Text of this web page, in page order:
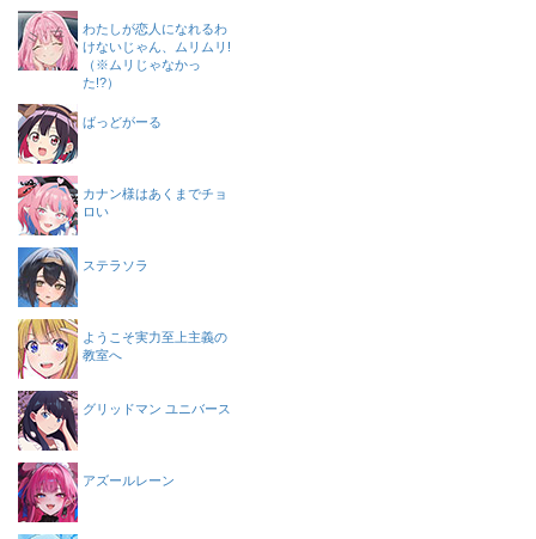
わたしが恋人になれるわ
けないじゃん、ムリムリ!
（※ムリじゃなかっ
た!?）
ばっどがーる
カナン様はあくまでチョ
ロい
ステラソラ
ようこそ実力至上主義の
教室へ
グリッドマン ユニバース
アズールレーン